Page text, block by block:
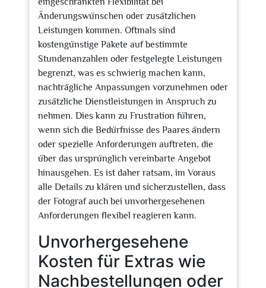
Änderungswünschen oder zusätzlichen
Leistungen kommen. Oftmals sind
kostengünstige Pakete auf bestimmte
Stundenanzahlen oder festgelegte Leistungen
begrenzt, was es schwierig machen kann,
nachträgliche Anpassungen vorzunehmen oder
zusätzliche Dienstleistungen in Anspruch zu
nehmen. Dies kann zu Frustration führen,
wenn sich die Bedürfnisse des Paares ändern
oder spezielle Anforderungen auftreten, die
über das ursprünglich vereinbarte Angebot
hinausgehen. Es ist daher ratsam, im Voraus
alle Details zu klären und sicherzustellen, dass
der Fotograf auch bei unvorhergesehenen
Anforderungen flexibel reagieren kann.
Unvorhergesehene
Kosten für Extras wie
Nachbestellungen oder